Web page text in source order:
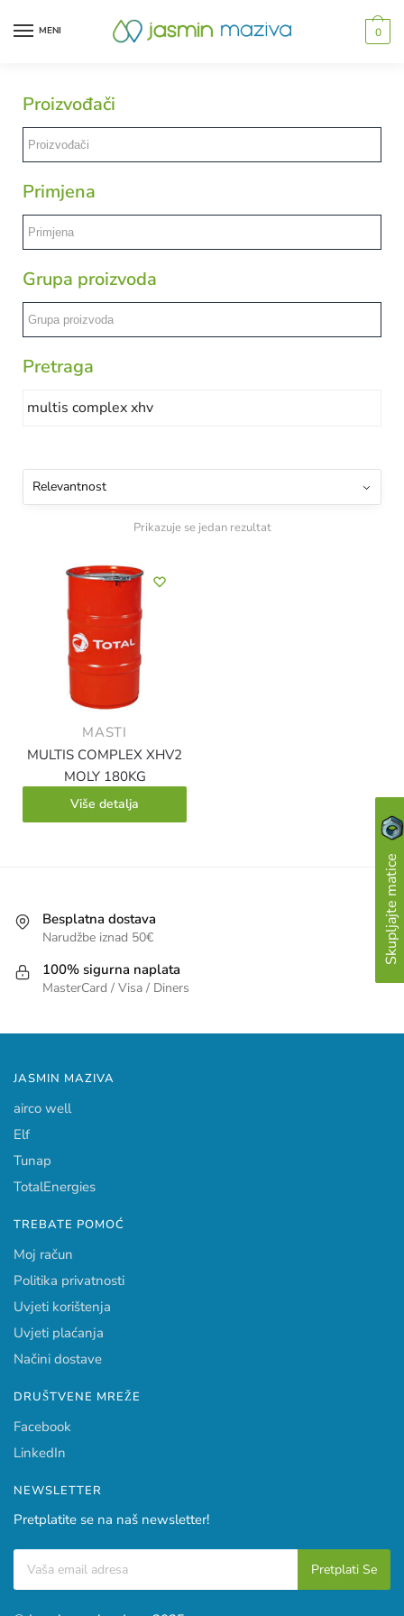
MENI 0
Proizvođači
Primjena
Grupa proizvoda
Pretraga
Prikazuje se jedan rezultat
MASTI
MULTIS COMPLEX XHV2
MOLY 180KG
Više detalja
Besplatna dostava
Narudžbe iznad 50€
100% sigurna naplata
MasterCard / Visa / Diners
JASMIN MAZIVA
airco well
Elf
Tunap
TotalEnergies
TREBATE POMOĆ
Moj račun
Politika privatnosti
Uvjeti korištenja
Uvjeti plaćanja
Načini dostave
DRUŠTVENE MREŽE
Facebook
LinkedIn
NEWSLETTER
Pretplatite se na naš newsletter!
Skupljajte matice